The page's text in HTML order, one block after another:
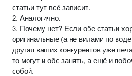
статьи тут всё зависит.
2. Аналогично.
3. Почему нет? Если обе статьи
оригинальные (а не вилами по
другая ваших конкурентов уже
то могут и обе занять, а ещё и
собой.